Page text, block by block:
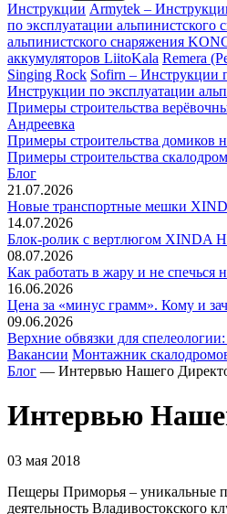
Инструкции Armytek –
по эксплуатации альпинистского
альпинистского снаряжения
аккумуляторов LiitoKala Remera
Singing Rock Sofirn – Инструкции
Инструкции по эксплуатации
Примеры строительства
Андреевка
Примеры строительства домиков
Примеры строительства
Блог
21.07.2026
Новые транспортные мешки
14.07.2026
Блок-ролик с вертлюгом XINDA
08.07.2026
Как работать в жару и не спечься
16.06.2026
Цена за «минус грамм». Кому и
09.06.2026
Верхние обвязки для
Вакансии Монтажник
Блог — Интервью Нашего
Интервью
03 мая 2018
Пещеры Приморья – уникальные
деятельность Владивостокского